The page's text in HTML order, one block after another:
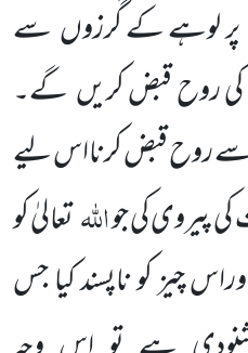
پر لوہے کے گُرزوں سے
روح قبض کریں گے۔
روح قبض کرنااس لیے
پیروی کی جواللہتعالیٰ کو
چیز کو ناپسند کیا جس